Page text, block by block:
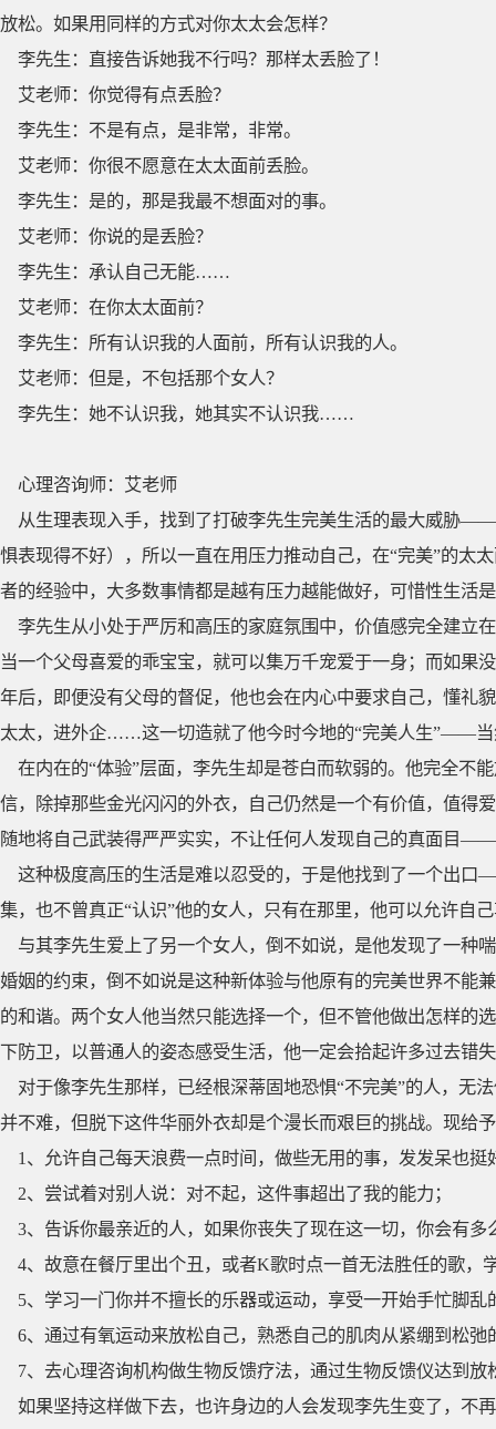
放松。如果用同样的方式对你太太会怎样？
李先生：直接告诉她我不行吗？那样太丢脸了！
艾老师：你觉得有点丢脸？
李先生：不是有点，是非常，非常。
艾老师：你很不愿意在太太面前丢脸。
李先生：是的，那是我最不想面对的事。
艾老师：你说的是丢脸？
李先生：承认自己无能……
艾老师：在你太太面前？
李先生：所有认识我的人面前，所有认识我的人。
艾老师：但是，不包括那个女人？
李先生：她不认识我，她其实不认识我……
心理咨询师：艾老师
从生理表现入手，找到了打破李先生完美生活的最大威胁
惧表现得不好），所以一直在用压力推动自己，在“完美”的太
者的经验中，大多数事情都是越有压力越能做好，可惜性生活
李先生从小处于严厉和高压的家庭氛围中，价值感完全建立
当一个父母喜爱的乖宝宝，就可以集万千宠爱于一身；而如
年后，即便没有父母的督促，他也会在内心中要求自己，懂礼
太太，进外企……这一切造就了他今时今地的“完美人生”——当
在内在的“体验”层面，李先生却是苍白而软弱的。他完全不
信，除掉那些金光闪闪的外衣，自己仍然是一个有价值，值得
随地将自己武装得严严实实，不让任何人发现自己的真面目
这种极度高压的生活是难以忍受的，于是他找到了一个出
集，也不曾真正“认识”他的女人，只有在那里，他可以允许
与其李先生爱上了另一个女人，倒不如说，是他发现了一种
婚姻的约束，倒不如说是这种新体验与他原有的完美世界不能
的和谐。两个女人他当然只能选择一个，但不管他做出怎样的
下防卫，以普通人的姿态感受生活，他一定会拾起许多过去错
对于像李先生那样，已经根深蒂固地恐惧“不完美”的人，无
并不难，但脱下这件华丽外衣却是个漫长而艰巨的挑战。现给
1、允许自己每天浪费一点时间，做些无用的事，发发呆也挺
2、尝试着对别人说：对不起，这件事超出了我的能力；
3、告诉你最亲近的人，如果你丧失了现在这一切，你会有多
4、故意在餐厅里出个丑，或者K歌时点一首无法胜任的歌，
5、学习一门你并不擅长的乐器或运动，享受一开始手忙脚乱
6、通过有氧运动来放松自己，熟悉自己的肌肉从紧绷到松弛
7、去心理咨询机构做生物反馈疗法，通过生物反馈仪达到放
如果坚持这样做下去，也许身边的人会发现李先生变了，不